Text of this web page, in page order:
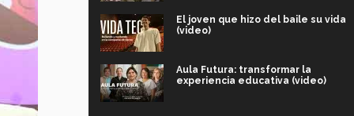
El joven que hizo del baile su vida
(video)
Aula Futura: transformar la
experiencia educativa (video)